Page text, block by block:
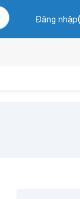
Đăng nhập